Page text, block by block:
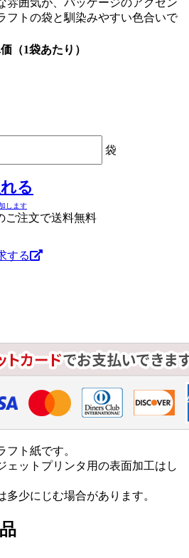
フトの袋と馴染みやすい色合いで
（1袋あたり）
袋
る
します
ご注文で送料無料
する
フト紙です。
ェットプリンタ用の表面加工はし
多少にじむ場合があります。